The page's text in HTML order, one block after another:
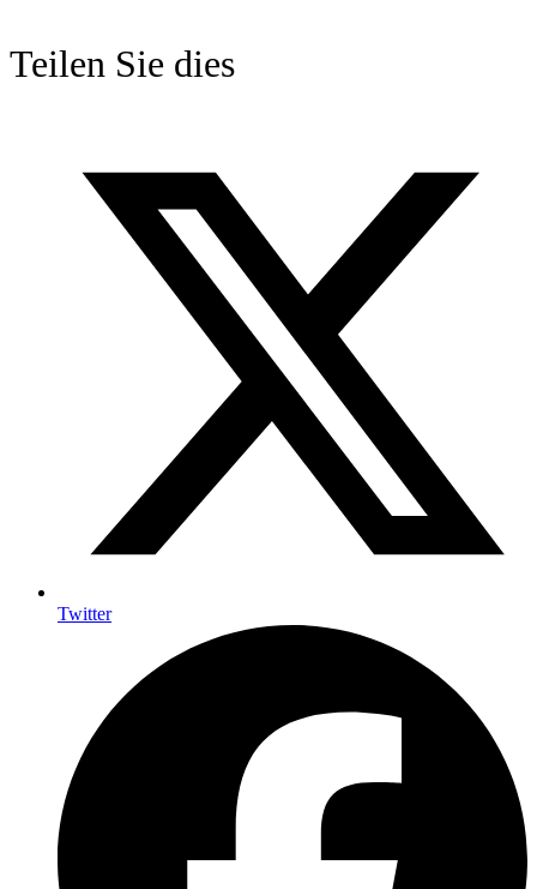
Teilen Sie dies
Twitter